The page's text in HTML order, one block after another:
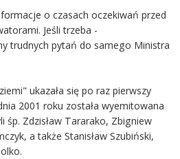
o czasach oczekiwań przed
Jeśli trzeba -
trudnych pytań do samego Ministra
ukazała się po raz pierwszy
2001 roku została wyemitowana
śp. Zdzisław Tararako, Zbigniew
a także Stanisław Szubiński,